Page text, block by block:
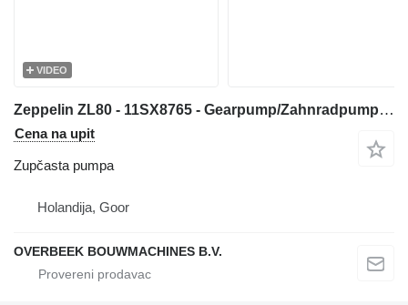
VIDEO
Zeppelin ZL80 - 11SX8765 - Gearpump/Zahnradpumpe zupčasta pumpa za prednjeg utovarivača
Cena na upit
Zupčasta pumpa
Holandija, Goor
OVERBEEK BOUWMACHINES B.V.